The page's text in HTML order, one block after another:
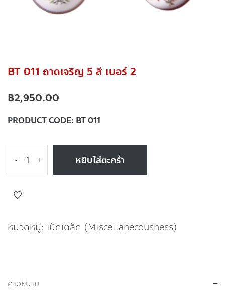
BT 011 ถาดเจริญ 5 สี เบอร์ 2
฿2,950.00
PRODUCT CODE: BT 011
- + หยิบใส่ตะกร้า
หมวดหมู่: เบ็ดเตล็ด (Miscellanecousness)
คำอธิบาย